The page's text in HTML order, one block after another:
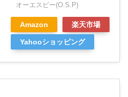
オーエスピー(O.S.P)
Amazon 楽天市場
Yahooショッピング